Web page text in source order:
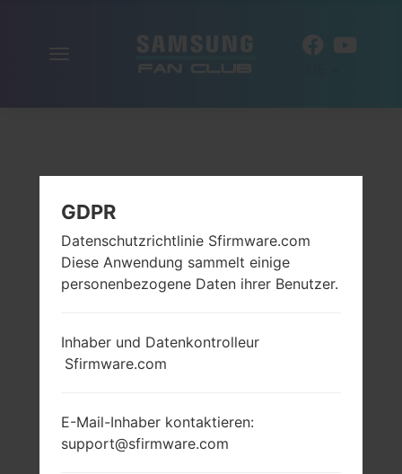
GDPR
Datenschutzrichtlinie Sfirmware.com
Diese Anwendung sammelt einige
personenbezogene Daten ihrer Benutzer.
Inhaber und Datenkontrolleur
Sfirmware.com
E-Mail-Inhaber kontaktieren:
support@sfirmware.com